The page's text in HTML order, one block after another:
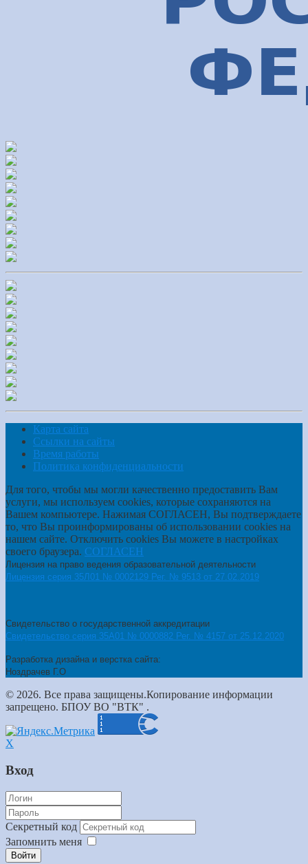
Карта сайта
Ссылки на сайты
Время работы
Политика конфиденциальности
Для того, чтобы мы могли качественно предоставить Вам
услуги, мы используем cookies, которые сохраняются на
Вашем компьютере. Нажимая СОГЛАСЕН, Вы подтверждаете
то, что Вы проинформированы об использовании cookies на
нашем сайте. Отключить cookies Вы можете в настройках
своего браузера. СОГЛАСЕН
Лицензия на право ведения образовательной деятельности
Лицензия серия 35Л01 № 0002129 Рег. № 9513 от 27.02.2019
Свидетельство о государственной аккредитации
Свидетельство серия 35А01 № 0000882 Рег. № 4157 от 25.12.2020
Разработка дизайна и верстка сайта:
Ноздрачев Г.О
© 2026. Все права защищены.Копирование информации
запрещено. БПОУ ВО "ВТК" .
X
Вход
Секретный код
Запомнить меня
Войти